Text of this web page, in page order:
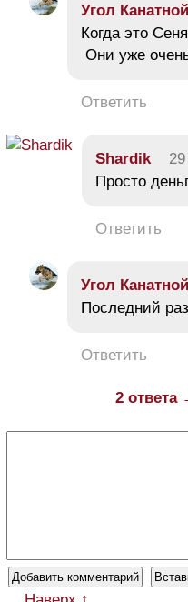
Угол Канатной
Когда это
Они уже
Ответить
Shardik
Просто
Ответить
Угол Канатной
Последний
Ответить
2 ответа